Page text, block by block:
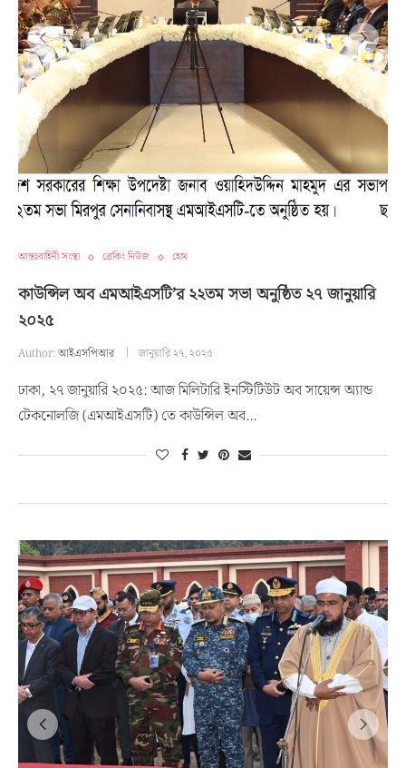
আন্তঃবাহিনী সংস্থা ব্রেকিং নিউজ হোম
কাউন্সিল অব এমআইএসটি’র ২২তম সভা অনুষ্ঠিত ২৭ জানুয়ারি
২০২৫
Author:আইএসপিআর জানুয়ারি ২৭, ২০২৫
ঢাকা, ২৭ জানুয়ারি ২০২৫: আজ মিলিটারি ইনস্টিটিউট অব সায়েন্স অ্যান্ড
টেকনোলজি (এমআইএসটি) তে কাউন্সিল অব…